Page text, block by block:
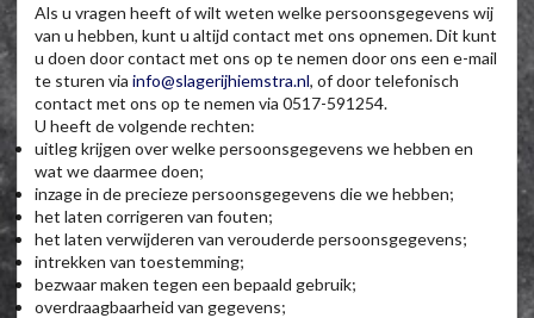
Als u vragen heeft of wilt weten welke persoonsgegevens wij
van u hebben, kunt u altijd contact met ons opnemen. Dit kunt
u doen door contact met ons op te nemen door ons een e-mail
te sturen via info@slagerijhiemstra.nl, of door telefonisch
contact met ons op te nemen via 0517-591254.
U heeft de volgende rechten:
uitleg krijgen over welke persoonsgegevens we hebben en
wat we daarmee doen;
inzage in de precieze persoonsgegevens die we hebben;
het laten corrigeren van fouten;
het laten verwijderen van verouderde persoonsgegevens;
intrekken van toestemming;
bezwaar maken tegen een bepaald gebruik;
overdraagbaarheid van gegevens;